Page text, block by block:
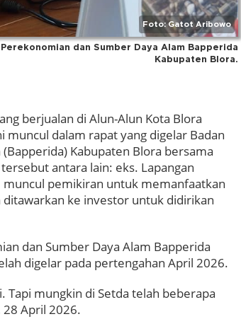
Foto: Gatot Aribowo
dan Sumber Daya Alam Bapperida
Kabupaten Blora.
berjualan di Alun-Alun Kota Blora
dalam rapat yang digelar Badan
Kabupaten Blora bersama
antara lain: eks. Lapangan
muncul pemikiran untuk memanfaatkan
ke investor untuk didirikan
dan Sumber Daya Alam Bapperida
digelar pada pertengahan April 2026.
Tapi mungkin di Setda telah beberapa
28 April 2026.